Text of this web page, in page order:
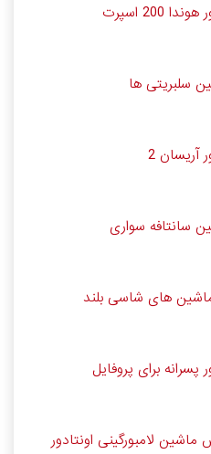
200 اسپرت
سلبریتی ها
2
سانتافه سواری
های شاسی بلند
برای پروفایل
ماشین لامبورگینی اونتادور